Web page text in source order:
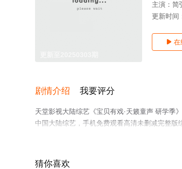
主演： 简
更新时间
 在
剧情介绍 我要评分
天堂影视大陆综艺《宝贝有戏·天籁童声 研学季
中国大陆综艺，手机免费观看高清未删减完整
猜你喜欢